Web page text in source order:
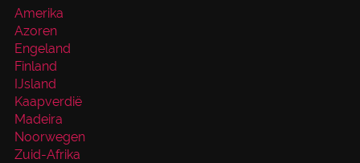
Amerika
Azoren
Engeland
Finland
IJsland
Kaapverdië
Madeira
Noorwegen
Zuid-Afrika